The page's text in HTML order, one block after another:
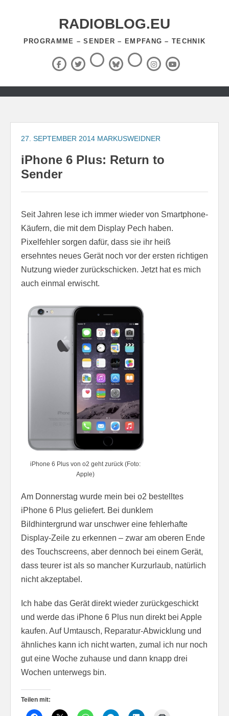
RADIOBLOG.EU
PROGRAMME – SENDER – EMPFANG – TECHNIK
Facebook
X
(Twitter)
ThreadsBlueSky
RSS-
Feed InstagramYouTube
Zum
springen
27. SEPTEMBER 2014 MARKUSWEIDNER
iPhone 6 Plus: Return to
Sender
Seit Jahren lese ich immer wieder von Smartphone-
Käufern, die mit dem Display Pech haben.
Pixelfehler sorgen dafür, dass sie ihr heiß
ersehntes neues Gerät noch vor der ersten richtigen
Nutzung wieder zurückschicken. Jetzt hat es mich
auch einmal erwischt.
iPhone 6 Plus von o2 geht zurück (Foto:
Apple)
Am Donnerstag wurde mein bei o2 bestelltes
iPhone 6 Plus geliefert. Bei dunklem
Bildhintergrund war unschwer eine fehlerhafte
Display-Zeile zu erkennen – zwar am oberen Ende
des Touchscreens, aber dennoch bei einem Gerät,
dass teurer ist als so mancher Kurzurlaub, natürlich
nicht akzeptabel.
Ich habe das Gerät direkt wieder zurückgeschickt
und werde das iPhone 6 Plus nun direkt bei Apple
kaufen. Auf Umtausch, Reparatur-Abwicklung und
ähnliches kann ich nicht warten, zumal ich nur noch
gut eine Woche zuhause und dann knapp drei
Wochen unterwegs bin.
Teilen mit: